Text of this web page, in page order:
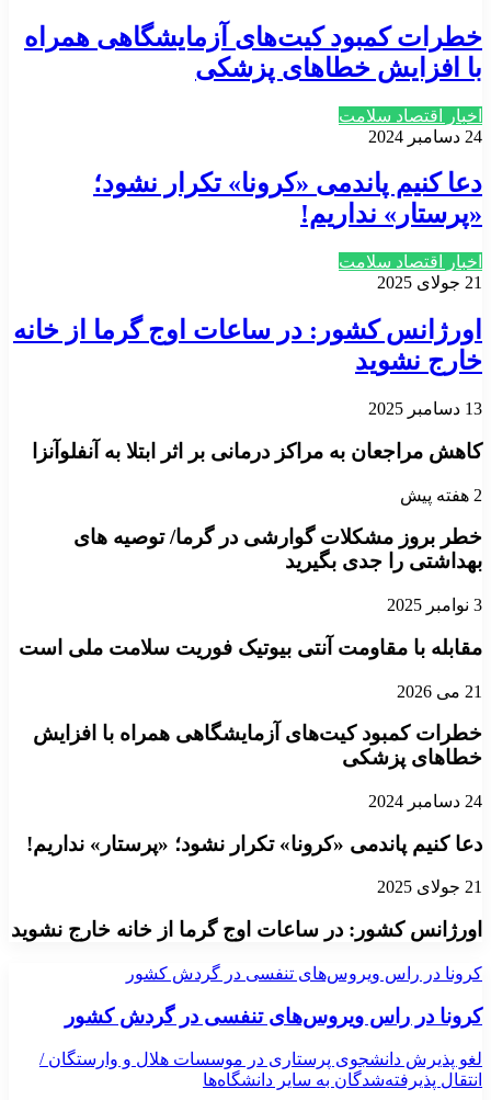
خطرات کمبود کیت‌های آزمایشگاهی همراه
با افزایش خطاهای پزشکی
اخبار اقتصاد سلامت
24 دسامبر 2024
دعا کنیم پاندمی «کرونا» تکرار نشود؛
«پرستار» نداریم!
اخبار اقتصاد سلامت
21 جولای 2025
اورژانس کشور: در ساعات اوج گرما از خانه
خارج نشوید
13 دسامبر 2025
کاهش مراجعان به مراکز درمانی بر اثر ابتلا به آنفلوآنزا
2 هفته پیش
خطر بروز مشکلات گوارشی در گرما/ توصیه های
بهداشتی را جدی بگیرید
3 نوامبر 2025
مقابله با مقاومت آنتی بیوتیک فوریت سلامت ملی است
21 می 2026
خطرات کمبود کیت‌های آزمایشگاهی همراه با افزایش
خطاهای پزشکی
24 دسامبر 2024
دعا کنیم پاندمی «کرونا» تکرار نشود؛ «پرستار» نداریم!
21 جولای 2025
اورژانس کشور: در ساعات اوج گرما از خانه خارج نشوید
کرونا در راس ویروس‌های تنفسی در گردش کشور
کرونا در راس ویروس‌های تنفسی در گردش کشور
لغو پذیرش دانشجوی پرستاری در موسسات هلال و وارستگان /
انتقال پذیرفته‌شدگان به سایر دانشگاه‌ها